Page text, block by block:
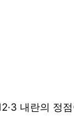
내란의 정